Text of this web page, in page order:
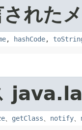
れた
, hashCode,
、 getClass、 notify、